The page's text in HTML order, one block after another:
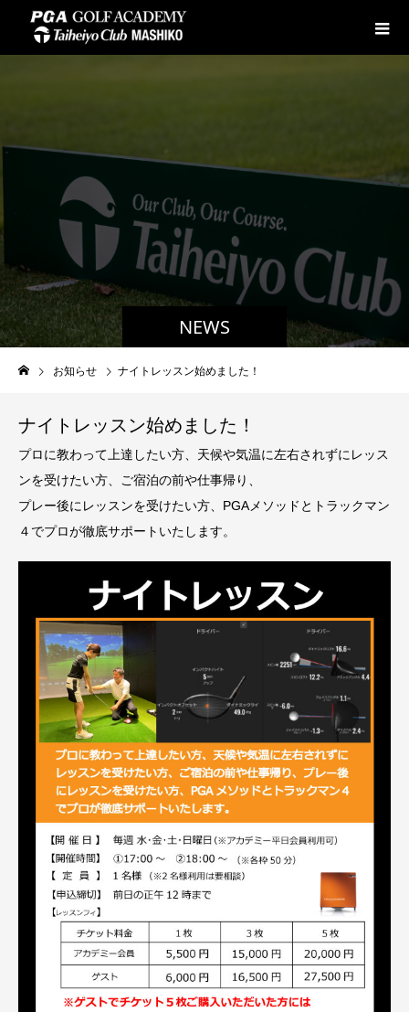
NEWS
お知らせ ナイトレッスン始めました！
ナイトレッスン始めました！
プロに教わって上達したい方、天候や気温に左右されずにレッス
ンを受けたい方、ご宿泊の前や仕事帰り、
プレー後にレッスンを受けたい方、PGAメソッドとトラックマン
４でプロが徹底サポートいたします。